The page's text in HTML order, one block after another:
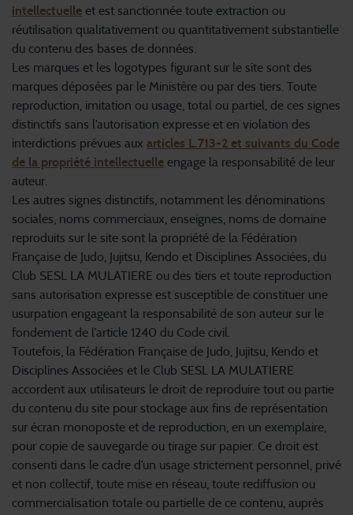
intellectuelle et est sanctionnée toute extraction ou
réutilisation qualitativement ou quantitativement substantielle
du contenu des bases de données.
Les marques et les logotypes figurant sur le site sont des
marques déposées par le Ministère ou par des tiers. Toute
reproduction, imitation ou usage, total ou partiel, de ces signes
distinctifs sans l’autorisation expresse et en violation des
interdictions prévues aux articles L.713-2 et suivants du Code
de la propriété intellectuelle engage la responsabilité de leur
auteur.
Les autres signes distinctifs, notamment les dénominations
sociales, noms commerciaux, enseignes, noms de domaine
reproduits sur le site sont la propriété de la Fédération
Française de Judo, Jujitsu, Kendo et Disciplines Associées, du
Club SESL LA MULATIERE ou des tiers et toute reproduction
sans autorisation expresse est susceptible de constituer une
usurpation engageant la responsabilité de son auteur sur le
fondement de l’article 1240 du Code civil.
Toutefois, la Fédération Française de Judo, Jujitsu, Kendo et
Disciplines Associées et le Club SESL LA MULATIERE
accordent aux utilisateurs le droit de reproduire tout ou partie
du contenu du site pour stockage aux fins de représentation
sur écran monoposte et de reproduction, en un exemplaire,
pour copie de sauvegarde ou tirage sur papier. Ce droit est
consenti dans le cadre d’un usage strictement personnel, privé
et non collectif, toute mise en réseau, toute rediffusion ou
commercialisation totale ou partielle de ce contenu, auprès